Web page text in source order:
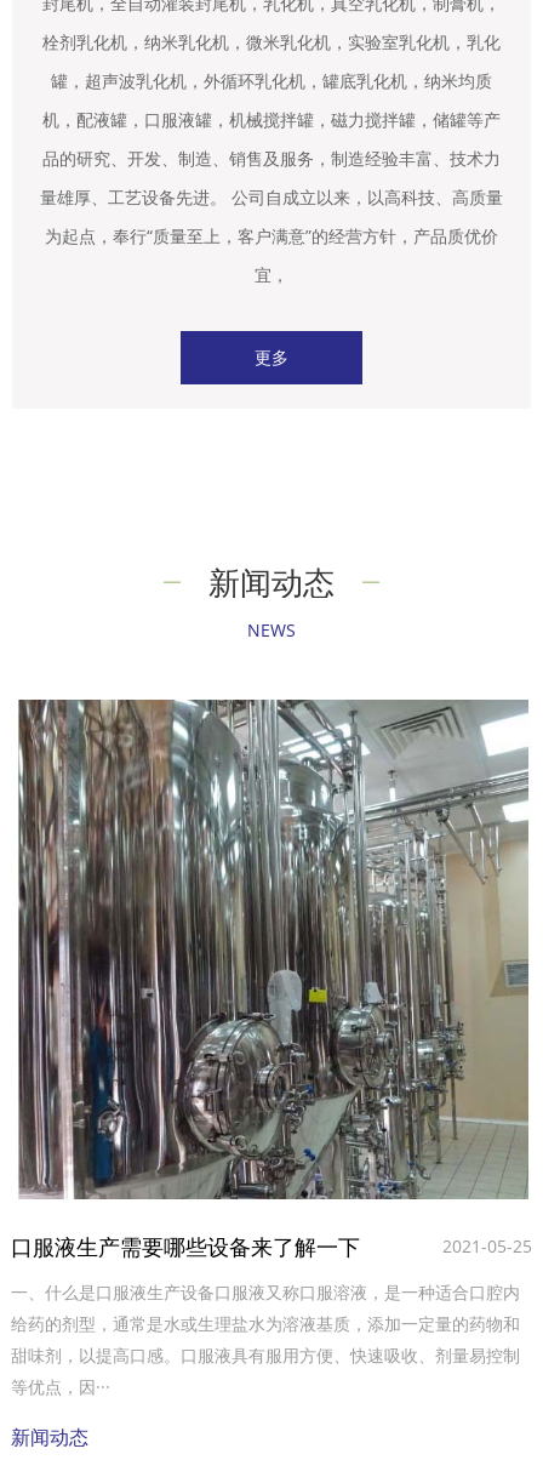
栓剂乳化机，纳米乳化机，微米乳化机，实验室乳化机，乳化
罐，超声波乳化机，外循环乳化机，罐底乳化机，纳米均质
机，配液罐，口服液罐，机械搅拌罐，磁力搅拌罐，储罐等产
品的研究、开发、制造、销售及服务，制造经验丰富、技术力
量雄厚、工艺设备先进。 公司自成立以来，以高科技、高质量
为起点，奉行“质量至上，客户满意”的经营方针，产品质优价
宜，
更多
新闻动态
NEWS
口服液生产需要哪些设备来了解一下
2021-05-25
一、什么是口服液生产设备口服液又称口服溶液，是一种适合口腔内
给药的剂型，通常是水或生理盐水为溶液基质，添加一定量的药物和
甜味剂，以提高口感。口服液具有服用方便、快速吸收、剂量易控制
等优点，因···
新闻动态